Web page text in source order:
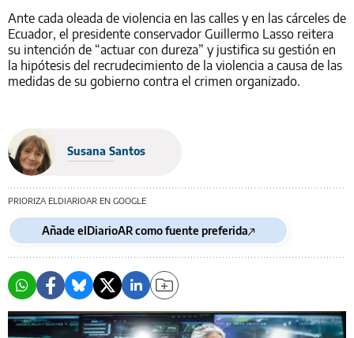
Ante cada oleada de violencia en las calles y en las cárceles de
Ecuador, el presidente conservador Guillermo Lasso reitera
su intención de “actuar con dureza” y justifica su gestión en
la hipótesis del recrudecimiento de la violencia a causa de las
medidas de su gobierno contra el crimen organizado.
Susana Santos
PRIORIZA ELDIARIOAR EN GOOGLE
Añade elDiarioAR como fuente preferida